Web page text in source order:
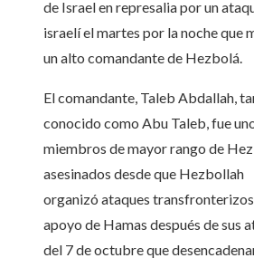
de Israel en represalia por un
israelí el martes por la noche que
un alto comandante de Hezbolá.
El comandante, Taleb Abdallah,
conocido como Abu Taleb, fue
miembros de mayor rango de
asesinados desde que Hezbollah
organizó ataques
apoyo de Hamas después de sus
del 7 de octubre que